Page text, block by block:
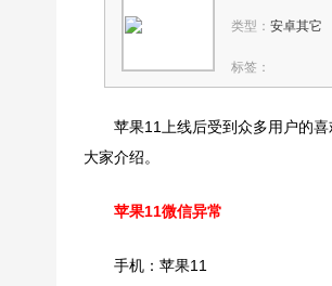
类型： 安卓其它
标签：
苹果11上线后受到众多用户的
大家介绍。
苹果11微信异常
手机：苹果11